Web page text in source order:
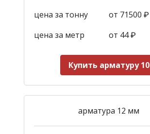
цена за тонну
от 71500 ₽
цена за метр
от 44₽
Купить арматуру 10
арматура 12 мм